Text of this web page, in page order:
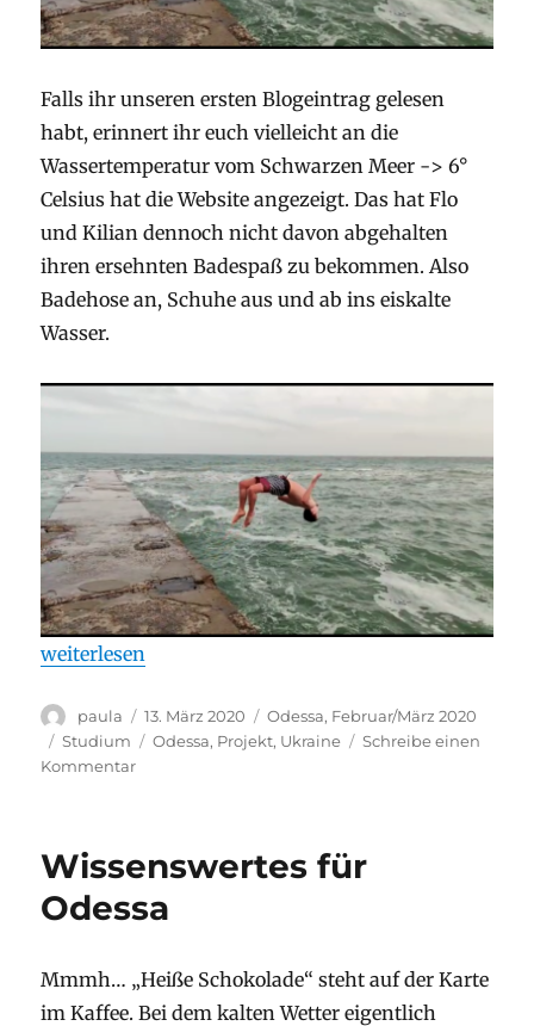
Falls ihr unseren ersten Blogeintrag gelesen
habt, erinnert ihr euch vielleicht an die
Wassertemperatur vom Schwarzen Meer -> 6°
Celsius hat die Website angezeigt. Das hat Flo
und Kilian dennoch nicht davon abgehalten
ihren ersehnten Badespaß zu bekommen. Also
Badehose an, Schuhe aus und ab ins eiskalte
Wasser.
„Ein letztes Mal“
weiterlesen
Autor
paula
Veröffentlicht
am
13. März 2020 Stay
Odessa, Februar/März 2020
Kategorien
Studium Schlagwörter
Odessa, Projekt, Ukraine
Schreibe einen
Kommentarzu
Wissenswertes für
Odessa
Mmmh… „Heiße Schokolade“ steht auf der Karte
im Kaffee. Bei dem kalten Wetter eigentlich